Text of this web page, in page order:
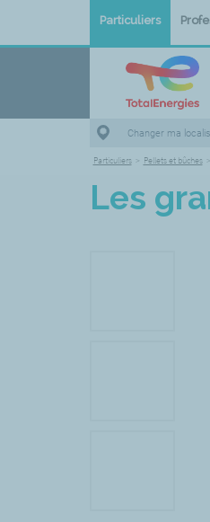
Particuliers
Changer ma
Particuliers > Pellets et bûches >
Les